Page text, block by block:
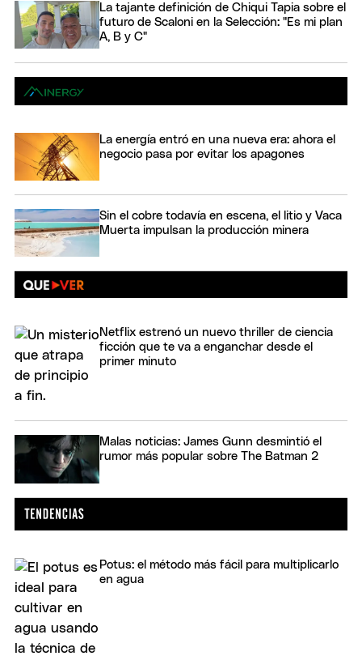
La tajante definición de Chiqui Tapia sobre el
futuro de Scaloni en la Selección: "Es mi plan
A, B y C"
La energía entró en una nueva era: ahora el
negocio pasa por evitar los apagones
Sin el cobre todavía en escena, el litio y Vaca
Muerta impulsan la producción minera
Netflix estrenó un nuevo thriller de ciencia
ficción que te va a enganchar desde el
primer minuto
Malas noticias: James Gunn desmintió el
rumor más popular sobre The Batman 2
Potus: el método más fácil para multiplicarlo
en agua